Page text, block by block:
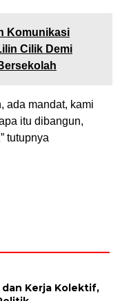
Komunikasi
Cilik Demi
ada mandat, kami
itu dibangun,
tutupnya
Kerja Kolektif,